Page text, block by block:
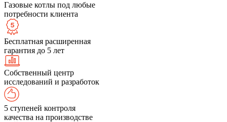
Газовые котлы под любые
потребности клиента
Бесплатная расширенная
гарантия до 5 лет
Собственный центр
исследований и разработок
5 ступеней контроля
качества на производстве